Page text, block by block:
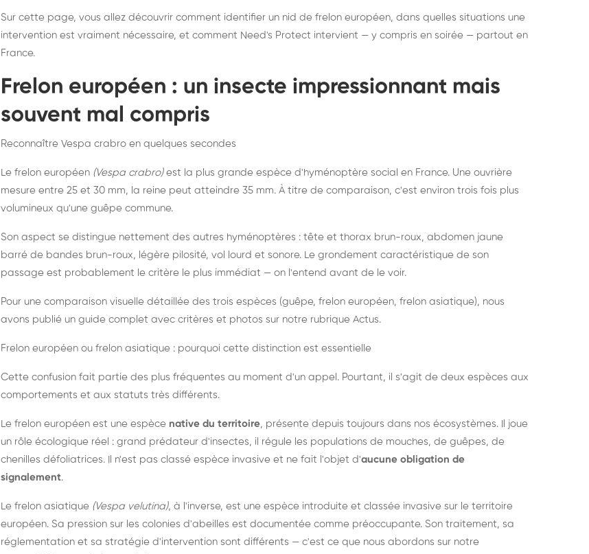
Sur cette page, vous allez découvrir comment identifier un nid de frelon européen, dans quelles situations une
intervention est vraiment nécessaire, et comment Need's Protect intervient — y compris en soirée — partout en
France.
Frelon européen : un insecte impressionnant mais
souvent mal compris
Reconnaître Vespa crabro en quelques secondes
Le frelon européen (Vespa crabro)est la plus grande espèce d'hyménoptère social en France. Une ouvrière
mesure entre 25 et 30 mm, la reine peut atteindre 35 mm. À titre de comparaison, c'est environ trois fois plus
volumineux qu'une guêpe commune.
Son aspect se distingue nettement des autres hyménoptères : tête et thorax brun-roux, abdomen jaune
barré de bandes brun-roux, légère pilosité, vol lourd et sonore. Le grondement caractéristique de son
passage est probablement le critère le plus immédiat — on l'entend avant de le voir.
Pour une comparaison visuelle détaillée des trois espèces (guêpe, frelon européen, frelon asiatique), nous
avons publié un guide complet avec critères et photos sur notre rubrique Actus.
Frelon européen ou frelon asiatique : pourquoi cette distinction est essentielle
Cette confusion fait partie des plus fréquentes au moment d'un appel. Pourtant, il s'agit de deux espèces aux
comportements et aux statuts très différents.
Le frelon européen est une espèce native du territoire, présente depuis toujours dans nos écosystèmes. Il joue
un rôle écologique réel : grand prédateur d'insectes, il régule les populations de mouches, de guêpes, de
chenilles défoliatrices. Il n'est pas classé espèce invasive et ne fait l'objet d'aucune obligation de
signalement.
Le frelon asiatique (Vespa velutina), à l'inverse, est une espèce introduite et classée invasive sur le territoire
européen. Sa pression sur les colonies d'abeilles est documentée comme préoccupante. Son traitement, sa
réglementation et sa stratégie d'intervention sont différents — c'est ce que nous abordons sur notre